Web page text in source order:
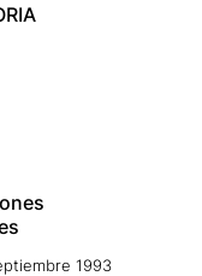
1993